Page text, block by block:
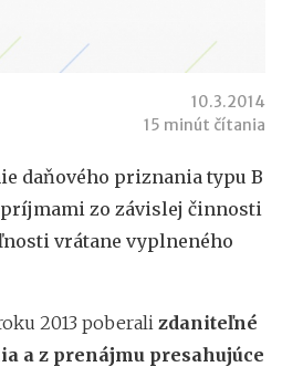
10.3.2014
15 minút čítania
daňového priznania typu B
zo závislej činnosti
vrátane vyplneného
2013 poberali zdaniteľné
a z prenájmu presahujúce